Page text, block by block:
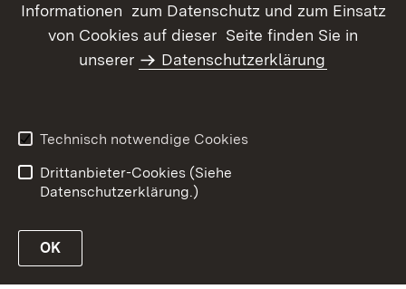
Datenschutz
Informationen zum Datenschutz und zum Einsatz
von Cookies auf dieser Seite finden Sie in
unserer
Datenschutzerklärung
Technisch notwendige Cookies
Drittanbieter-Cookies (Siehe
Datenschutzerklärung.)
OK